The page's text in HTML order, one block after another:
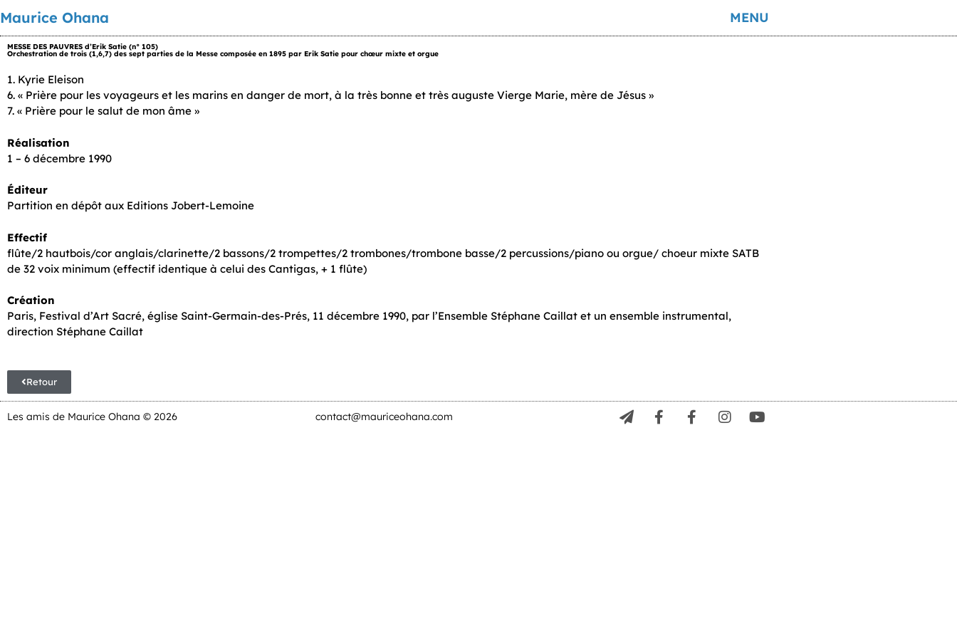
Maurice Ohana MENU
MESSE DES PAUVRES d’Erik Satie (n° 105)
Orchestration de trois (1,6,7) des sept parties de la Messe composée en 1895 par Erik Satie pour chœur mixte et orgue
1. Kyrie Eleison
6. « Prière pour les voyageurs et les marins en danger de mort, à la très bonne et très auguste Vierge Marie, mère de Jésus »
7. « Prière pour le salut de mon âme »
Réalisation
1 – 6 décembre 1990
Éditeur
Partition en dépôt aux Editions Jobert-Lemoine
Effectif
flûte/2 hautbois/cor anglais/clarinette/2 bassons/2 trompettes/2 trombones/trombone basse/2 percussions/piano ou orgue/ choeur mixte SATB
de 32 voix minimum (effectif identique à celui des Cantigas, + 1 flûte)
Création
Paris, Festival d’Art Sacré, église Saint-Germain-des-Prés, 11 décembre 1990, par l’Ensemble Stéphane Caillat et un ensemble instrumental,
direction Stéphane Caillat
Retour
Les amis de Maurice Ohana © 2026 contact@mauriceohana.com